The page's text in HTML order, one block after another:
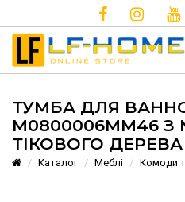
ТУМБА ДЛЯ
M0800006MM46
ТІКОВОГО ДЕРЕВА
Каталог Меблі Комоди